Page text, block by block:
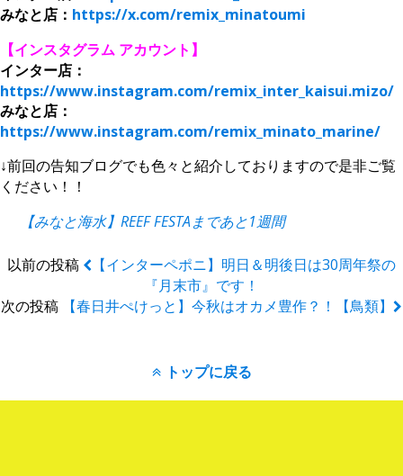
みなと店： https://x.com/remix_minatoumi
【インスタグラム アカウント】
インター店：
https://www.instagram.com/remix_inter_kaisui.mizo/
みなと店：
https://www.instagram.com/remix_minato_marine/
↓前回の告知ブログでも色々と紹介しておりますので是非ご覧
ください！！
【みなと海水】REEF FESTAまであと1週間
以前の投稿
【インターペポニ】明日＆明後日は30周年祭の
『月末市』です！
次の投稿
【春日井ぺけっと】今秋はオカメ豊作？！【鳥類】
トップに戻る